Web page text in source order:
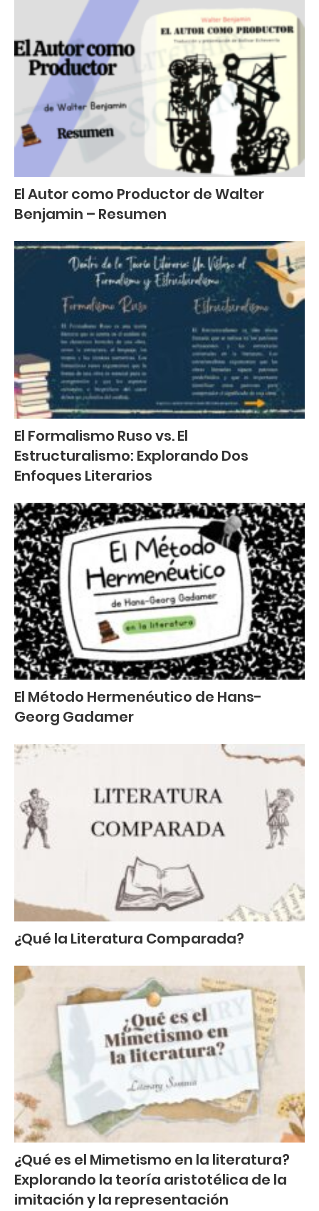
El Autor como Productor de Walter
Benjamin – Resumen
El Formalismo Ruso vs. El
Estructuralismo: Explorando Dos
Enfoques Literarios
El Método Hermenéutico de Hans-
Georg Gadamer
¿Qué la Literatura Comparada?
¿Qué es el Mimetismo en la literatura?
Explorando la teoría aristotélica de la
imitación y la representación